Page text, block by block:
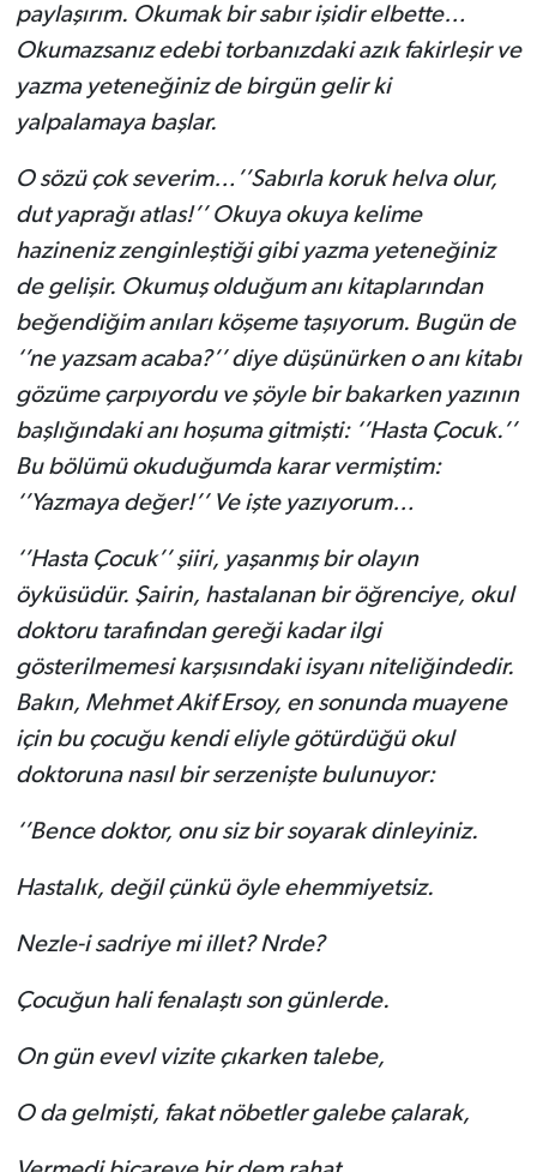
paylaşırım. Okumak bir sabır işidir elbette…
Okumazsanız edebi torbanızdaki azık fakirleşir ve
yazma yeteneğiniz de birgün gelir ki
yalpalamaya başlar.
O sözü çok severim…’’Sabırla koruk helva olur,
dut yaprağı atlas!’’ Okuya okuya kelime
hazineniz zenginleştiği gibi yazma yeteneğiniz
de gelişir. Okumuş olduğum anı kitaplarından
beğendiğim anıları köşeme taşıyorum. Bugün de
‘’ne yazsam acaba?’’ diye düşünürken o anı kitabı
gözüme çarpıyordu ve şöyle bir bakarken yazının
başlığındaki anı hoşuma gitmişti: ‘’Hasta Çocuk.’’
Bu bölümü okuduğumda karar vermiştim:
‘’Yazmaya değer!’’ Ve işte yazıyorum…
‘’Hasta Çocuk’’ şiiri, yaşanmış bir olayın
öyküsüdür. Şairin, hastalanan bir öğrenciye, okul
doktoru tarafından gereği kadar ilgi
gösterilmemesi karşısındaki isyanı niteliğindedir.
Bakın, Mehmet Akif Ersoy, en sonunda muayene
için bu çocuğu kendi eliyle götürdüğü okul
doktoruna nasıl bir serzenişte bulunuyor:
‘’Bence doktor, onu siz bir soyarak dinleyiniz.
Hastalık, değil çünkü öyle ehemmiyetsiz.
Nezle-i sadriye mi illet? Nrde?
Çocuğun hali fenalaştı son günlerde.
On gün evevl vizite çıkarken talebe,
O da gelmişti, fakat nöbetler galebe çalarak,